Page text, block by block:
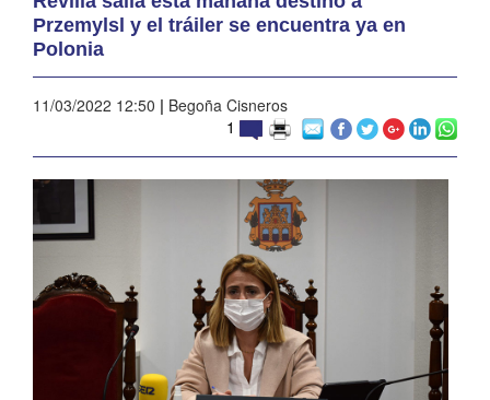
Przemylsl y el tráiler se encuentra ya en
Polonia
11/03/2022 12:50 | Begoña Cisneros
1